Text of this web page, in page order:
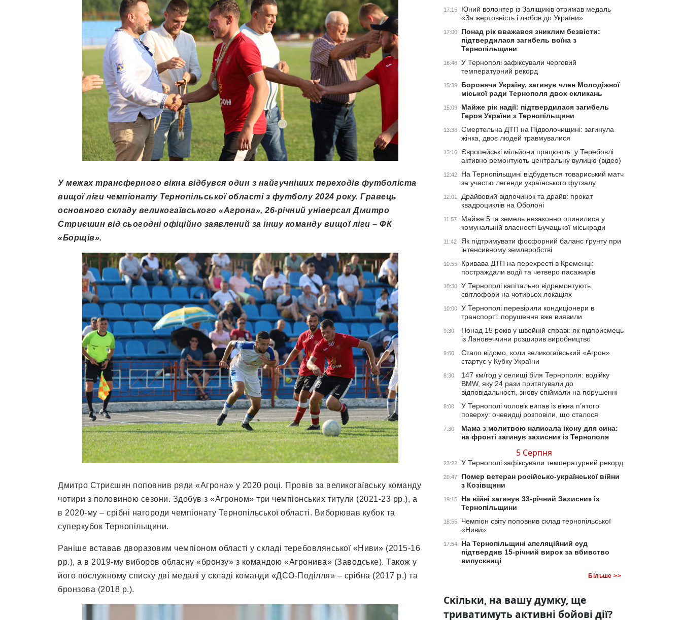
У межах трансферного вікна відбувся один з найгучніших переходів футболіста
вищої ліги чемпіонату Тернопільської області з футболу 2024 року. Гравець
основного складу великогаївського «Агрона», 26-річний універсал Дмитро
Стриєшин від сьогодні офіційно заявлений за іншу команду вищої ліги – ФК
«Борщів».
Дмитро Стриєшин поповнив ряди «Агрона» у 2020 році. Провів за великогаївську команду
чотири з половиною сезони. Здобув з «Агроном» три чемпіонських титули (2021-23 рр.), а
в 2020-му – срібні нагороди чемпіонату Тернопільської області. Виборював кубок та
суперкубок Тернопільщини.
Раніше вставав дворазовим чемпіоном області у складі теребовлянської «Ниви» (2015-16
рр.), а в 2019-му виборов обласну «бронзу» з командою «Агронива» (Заводське). Також у
його послужному списку дві медалі у складі команди «ДСО-Поділля» – срібна (2017 р.) та
бронзова (2018 р.).
17:15
Юний волонтер із Заліщиків отримав медаль
«За жертовність і любов до України»
17:00
Понад рік вважався зниклим безвісти:
підтвердилася загибель воїна з
Тернопільщини
16:48
У Тернополі зафіксували черговий
температурний рекорд
15:39
Боронячи Україну, загинув член Молодіжної
міської ради Тернополя двох скликань
15:09
Майже рік надії: підтвердилася загибель
Героя України з Тернопільщини
13:38
Смертельна ДТП на Підволочищині: загинула
жінка, двоє людей травмувалися
13:16
Європейські мільйони працюють: у Теребовлі
активно ремонтують центральну вулицю (відео)
12:42
На Тернопільщині відбудеться товариський матч
за участю легенди українського футзалу
12:01
Драйвовий відпочинок та драйв: прокат
квадроциклів на Оболоні
11:57
Майже 5 га земель незаконно опинилися у
комунальній власності Бучацької міськради
11:42
Як підтримувати фосфорний баланс ґрунту при
інтенсивному землеробстві
10:55
Кривава ДТП на перехресті в Кременці:
постраждали водії та четверо пасажирів
10:30
У Тернополі капітально відремонтують
світлофори на чотирьох локаціях
10:00
У Тернополі перевірили кондиціонери в
транспорті: порушення вже виявили
9:30
Понад 15 років у швейній справі: як підприємець
із Лановеччини розширив виробництво
9:00
Стало відомо, коли великогаївський «Агрон»
стартує у Кубку України
8:30
147 км/год у селищі біля Тернополя: водійку
BMW, яку 24 рази притягували до
відповідальності, знову спіймали на порушенні
8:00
У Тернополі чоловік випав із вікна п’ятого
поверху: очевидці розповіли, що сталося
7:30
Мама з молитвою написала ікону для сина:
на фронті загинув захисник із Тернополя
5 Серпня
23:22 У Тернополі зафіксували температурний рекорд
20:47
Помер ветеран російсько-української війни
з Козівщини
19:15
На війні загинув 33-річний Захисник із
Тернопільщини
18:55
Чемпіон світу поповнив склад тернопільської
«Ниви»
17:54
На Тернопільщині апеляційний суд
підтвердив 15-річний вирок за вбивство
випускниці
Більше >>
Скільки, на вашу думку, ще
триватимуть активні бойові дії?